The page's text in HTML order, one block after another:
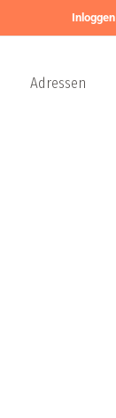
Inloggen
Adressen